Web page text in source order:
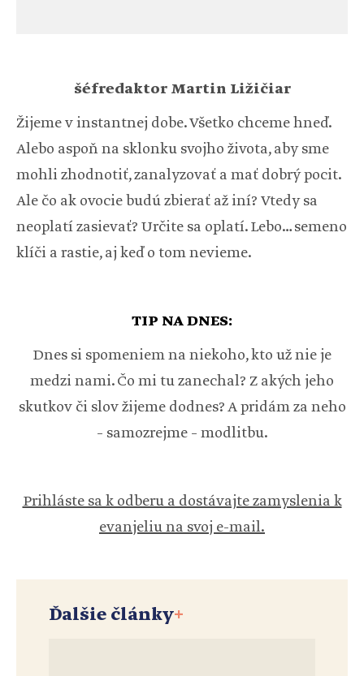
šéfredaktor Martin Ližičiar
Žijeme v instantnej dobe. Všetko chceme hneď.
Alebo aspoň na sklonku svojho života, aby sme
mohli zhodnotiť, zanalyzovať a mať dobrý pocit.
Ale čo ak ovocie budú zbierať až iní? Vtedy sa
neoplatí zasievať? Určite sa oplatí. Lebo… semeno
klíči a rastie, aj keď o tom nevieme.
TIP NA DNES:
Dnes si spomeniem na niekoho, kto už nie je
medzi nami. Čo mi tu zanechal? Z akých jeho
skutkov či slov žijeme dodnes? A pridám za neho
– samozrejme – modlitbu.
Prihláste sa k odberu a dostávajte zamyslenia k
evanjeliu na svoj e-mail.
Ďalšie články+